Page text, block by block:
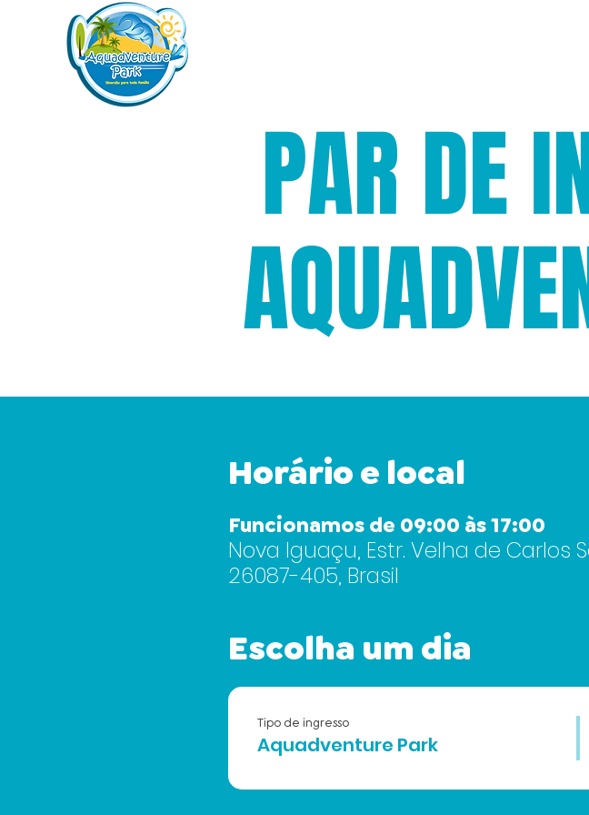
PAR DE
Horário e local
Funcionamos de 09:00 às 17:00
Nova Iguaçu, Estr. Velha de Carlos
26087-405, Brasil
Escolha um dia
Tipo de ingresso
Aquadventure Park